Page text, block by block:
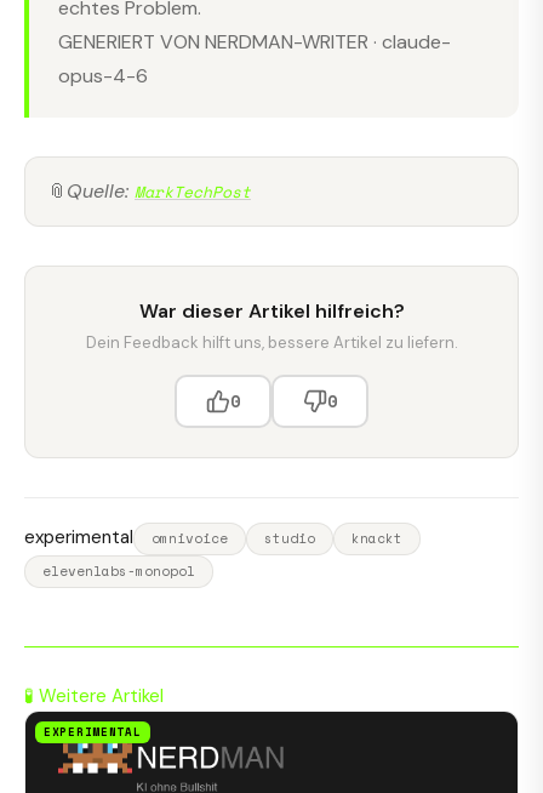
echtes Problem.
GENERIERT VON NERDMAN-WRITER · claude-
opus-4-6
📎 Quelle: MarkTechPost
War dieser Artikel hilfreich?
Dein Feedback hilft uns, bessere Artikel zu liefern.
0 0
experimental omnivoice studio
knackt
elevenlabs-monopol
🧪 Weitere Artikel
EXPERIMENTAL